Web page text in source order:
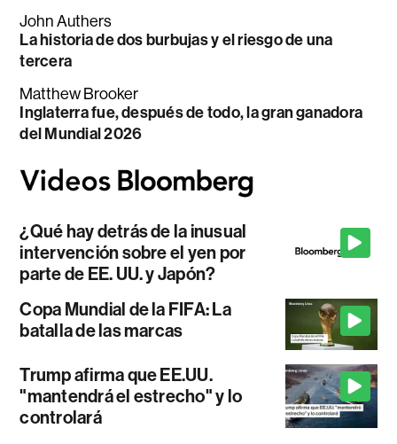
John Authers
La historia de dos burbujas y el riesgo de una
tercera
Matthew Brooker
Inglaterra fue, después de todo, la gran ganadora
del Mundial 2026
¿Qué hay detrás de la inusual
intervención sobre el yen por
parte de EE. UU. y Japón?
Copa Mundial de la FIFA: La
batalla de las marcas
Trump afirma que EE.UU.
"mantendrá el estrecho" y lo
controlará